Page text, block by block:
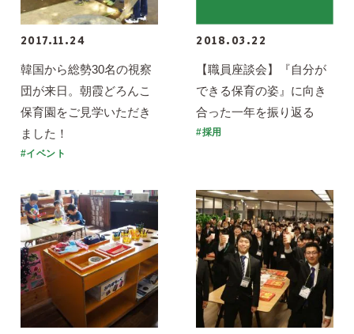
2017.11.24
韓国から総勢30名の視察
団が来日。朝霞どろんこ
保育園をご見学いただき
ました！
#イベント
2018.03.22
【職員座談会】『自分が
できる保育の姿』に向き
合った一年を振り返る
#採用